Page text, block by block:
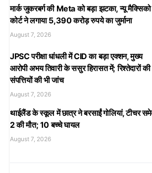
मार्क जुकरबर्ग की Meta को बड़ा झटका, न्यू मैक्सिको
कोर्ट ने लगाया 5,390 करोड़ रुपये का जुर्माना
August 7, 2026
JPSC परीक्षा धांधली में CID का बड़ा एक्शन, मुख्य
आरोपी अभय तिवारी के ससुर हिरासत में; रिश्तेदारों की
संपत्तियों की भी जांच
August 7, 2026
थाईलैंड के स्कूल में छात्र ने बरसाईं गोलियां, टीचर
2 की मौत; 10 बच्चे घायल
August 7, 2026